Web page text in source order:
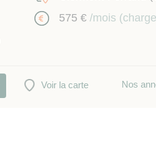
575 € /mois
Voir la carte Nos